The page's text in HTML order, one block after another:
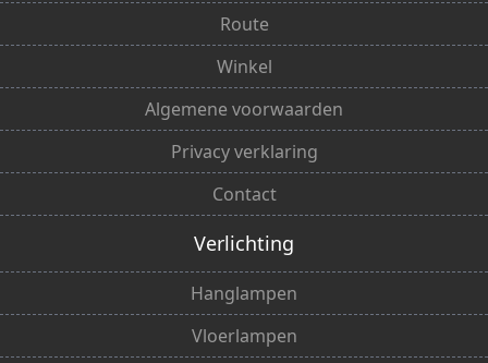
Route
Winkel
Algemene voorwaarden
Privacy verklaring
Contact
Verlichting
Hanglampen
Vloerlampen